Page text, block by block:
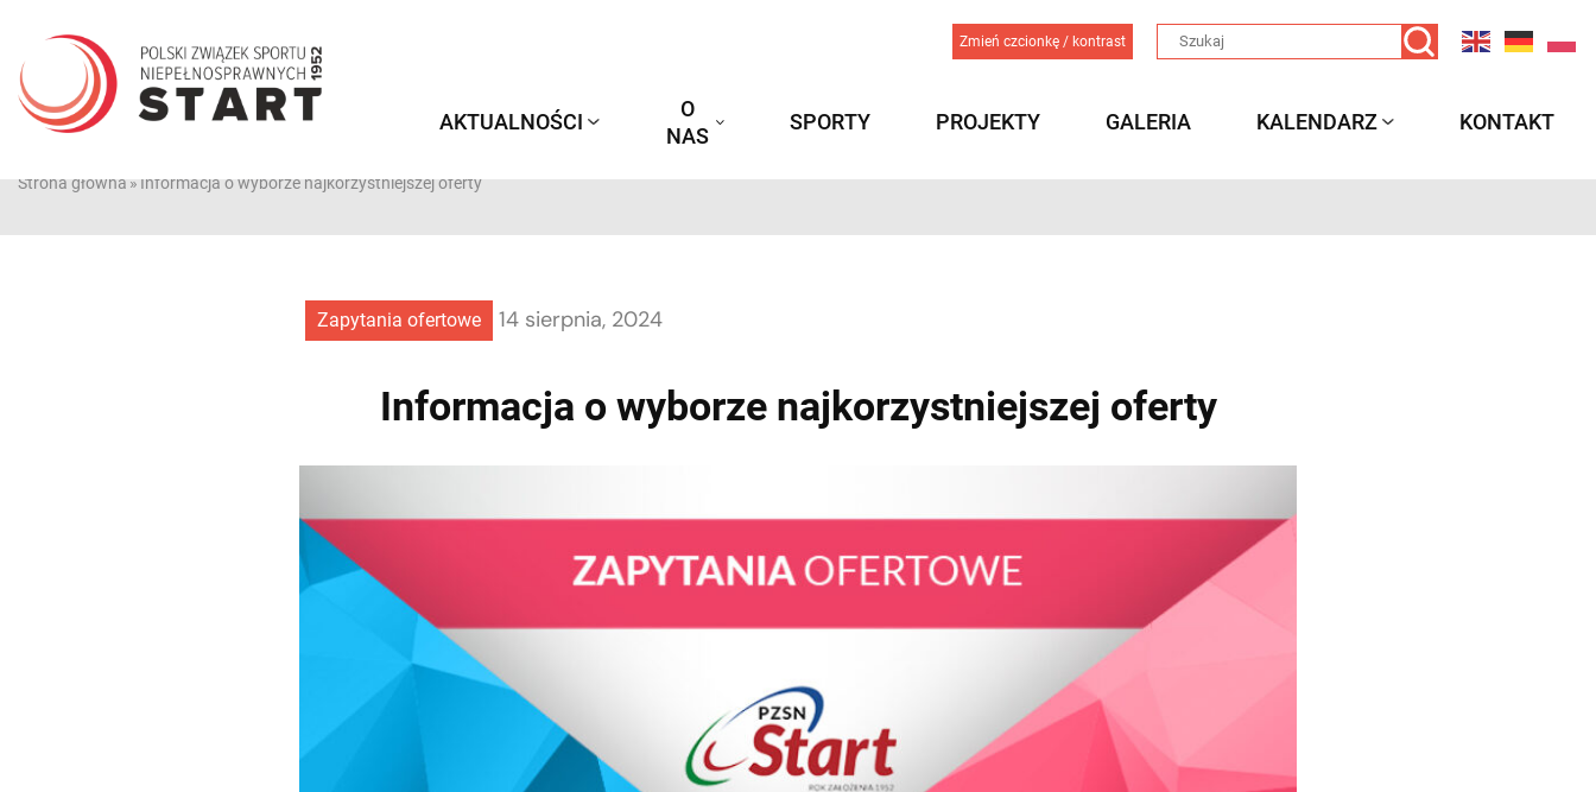
treści
Zmień czcionkę / kontrast
AKTUALNOŚCI
O
NAS
SPORTY PROJEKTY GALERIA KALENDARZ KONTAKT
Strona główna»Informacja o wyborze najkorzystniejszej oferty
Zapytania ofertowe 14 sierpnia, 2024
Informacja o wyborze najkorzystniejszej oferty